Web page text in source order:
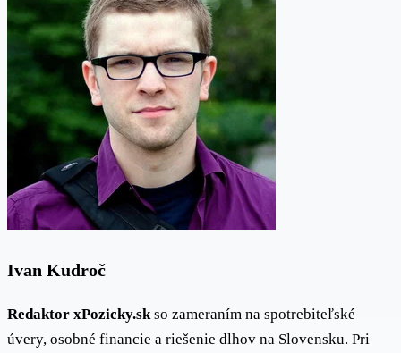
Ivan Kudroč
Redaktor xPozicky.skso zameraním na spotrebiteľské
úvery, osobné financie a riešenie dlhov na Slovensku. Pri